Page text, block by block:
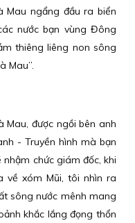
Mau ngẩng đầu ra biển
nước bạn vùng Đông
thiêng liêng non sông
Mau”.
được ngồi bên anh
- Truyền hình mà bạn
chức giám đốc, khi
về xóm Mũi, tôi nhìn ra
sông nước mênh mang
khắc lắng đọng thổn